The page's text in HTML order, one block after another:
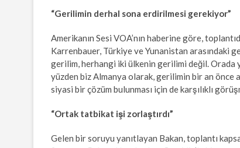
“Gerilimin derhal sona erdirilmesi gerekiyor”
Amerikanın Sesi VOA’nın haberine göre,
Karrenbauer, Türkiye ve Yunanistan arasındaki
gerilim, herhangi iki ülkenin gerilimi değil. Orada
yüzden biz Almanya olarak, gerilimin bir an önce
siyasi bir çözüm bulunması için de karşılıklı
“Ortak tatbikat işi zorlaştırdı”
Gelen bir soruyu yanıtlayan Bakan, toplantı